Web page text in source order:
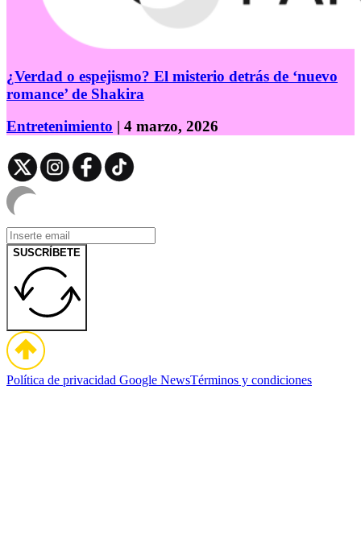
¿Verdad o espejismo? El misterio detrás de ‘nuevo
romance’ de Shakira
Entretenimiento | 4 marzo, 2026
SUSCRÍBETE
Política de privacidad Google NewsTérminos y condiciones